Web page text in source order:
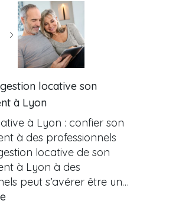
locative son
à Lyon
à Lyon : confier son
à des professionnels
locative de son
à Lyon à des
peut s’avérer être un…